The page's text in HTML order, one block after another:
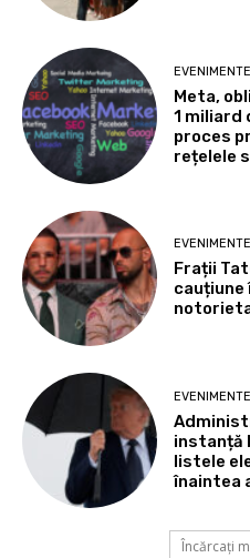
EVENIMENTE
Meta,
1 miliard
proces
rețelele
EVENIMENTE
Frații
cauțiune
EVENIMENTE
instanță
listele
înaintea
Încărcați